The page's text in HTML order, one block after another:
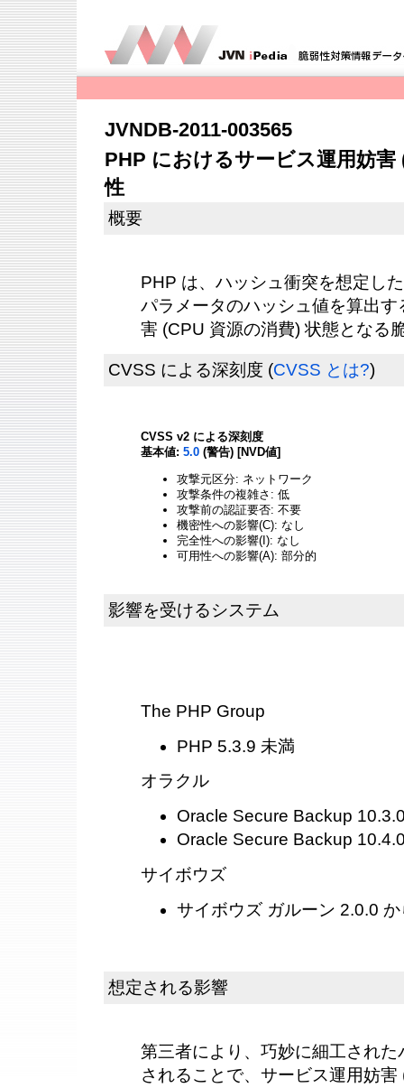
JVNDB-2011-003565
PHP におけるサービス運用妨害
性
概要
PHP は、ハッシュ衝突を想定し
パラメータのハッシュ値を算出
害 (CPU 資源の消費) 状態となる
CVSS による深刻度 (CVSS とは?)
CVSS v2 による深刻度
基本値: 5.0 (警告) [NVD値]
攻撃元区分: ネットワーク
攻撃条件の複雑さ: 低
攻撃前の認証要否: 不要
機密性への影響(C): なし
完全性への影響(I): なし
可用性への影響(A): 部分的
影響を受けるシステム
The PHP Group
PHP 5.3.9 未満
オラクル
Oracle Secure Backup
Oracle Secure Backup
サイボウズ
サイボウズ ガルーン 2.0.0
想定される影響
第三者により、巧妙に細工され
されることで、サービス運用妨